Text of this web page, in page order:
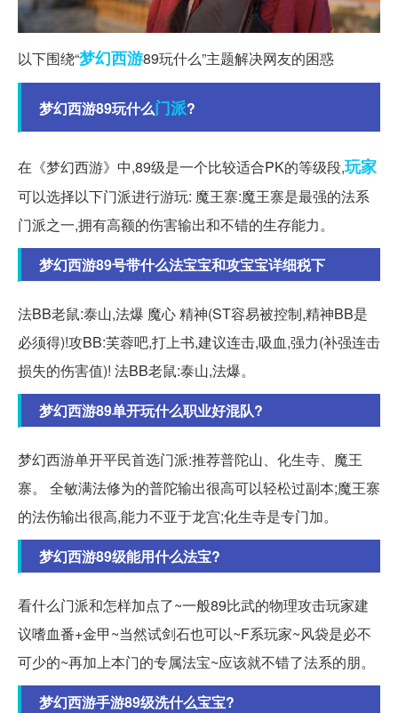
以下围绕“梦幻西游89玩什么”主题解决网友的困惑
梦幻西游89玩什么门派?
在《梦幻西游》中,89级是一个比较适合PK的等级段,玩家
可以选择以下门派进行游玩: 魔王寨:魔王寨是最强的法系
门派之一,拥有高额的伤害输出和不错的生存能力。
梦幻西游89号带什么法宝宝和攻宝宝详细税下
法BB老鼠:泰山,法爆 魔心 精神(ST容易被控制,精神BB是
必须得)!攻BB:芙蓉吧,打上书,建议连击,吸血,强力(补强连击
损失的伤害值)! 法BB老鼠:泰山,法爆。
梦幻西游89单开玩什么职业好混队?
梦幻西游单开平民首选门派:推荐普陀山、化生寺、魔王
寨。 全敏满法修为的普陀输出很高可以轻松过副本;魔王寨
的法伤输出很高,能力不亚于龙宫;化生寺是专门加。
梦幻西游89级能用什么法宝?
看什么门派和怎样加点了~一般89比武的物理攻击玩家建
议嗜血番+金甲~当然试剑石也可以~F系玩家~风袋是必不
可少的~再加上本门的专属法宝~应该就不错了法系的朋。
梦幻西游手游89级洗什么宝宝?